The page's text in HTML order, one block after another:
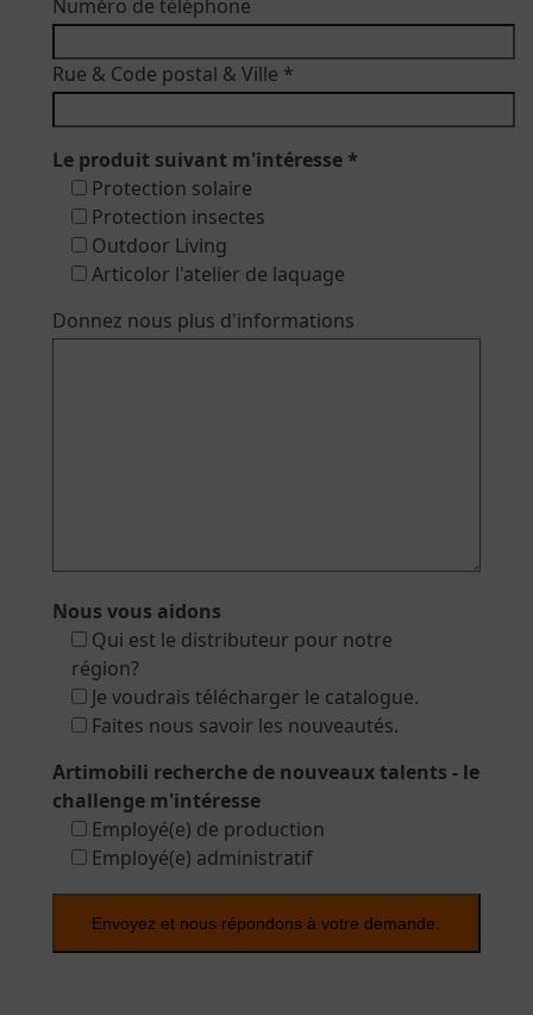
Numéro de téléphone
Rue & Code postal & Ville *
Le produit suivant m'intéresse *
Protection solaire
Protection insectes
Outdoor Living
Articolor l'atelier de laquage
Donnez nous plus d'informations
Nous vous aidons
Qui est le distributeur pour notre
région?
Je voudrais télécharger le catalogue.
Faites nous savoir les nouveautés.
Artimobili recherche de nouveaux talents - le
challenge m'intéresse
Employé(e) de production
Employé(e) administratif